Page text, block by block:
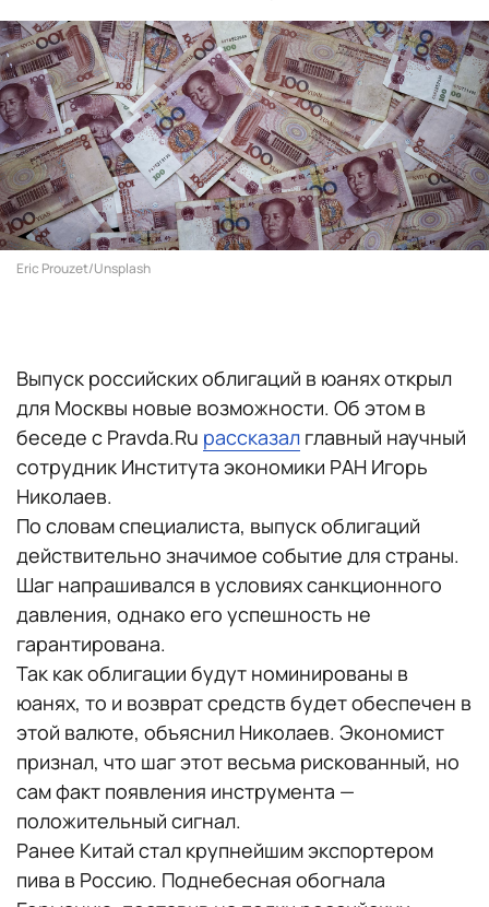
Eric Prouzet/Unsplash
Выпуск российских облигаций в юанях открыл
для Москвы новые возможности. Об этом в
беседе с Pravda.Ru рассказал главный научный
сотрудник Института экономики РАН Игорь
Николаев.
По словам специалиста, выпуск облигаций
действительно значимое событие для страны.
Шаг напрашивался в условиях санкционного
давления, однако его успешность не
гарантирована.
Так как облигации будут номинированы в
юанях, то и возврат средств будет обеспечен в
этой валюте, объяснил Николаев. Экономист
признал, что шаг этот весьма рискованный, но
сам факт появления инструмента —
положительный сигнал.
Ранее Китай стал крупнейшим экспортером
пива в Россию. Поднебесная обогнала